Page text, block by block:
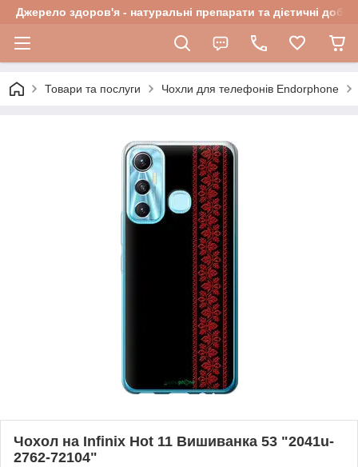
Джерело здоров'я - натуральні препарати та дієтичні
Товари та послуги Чохли для телефонів Endorphone
Чохол на Infinix Hot 11 Вишиванка 53 "2041u-
2762-72104"